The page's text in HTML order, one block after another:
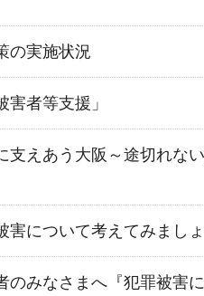
の実施状況
害者等支援」
支えあう大阪～途切れな
害について考えてみまし
のみなさまへ『犯罪被害